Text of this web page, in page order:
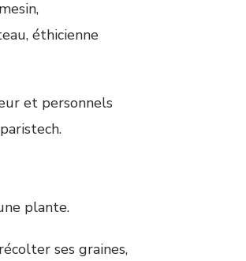
éthicienne
et personnels
plante.
ses graines,